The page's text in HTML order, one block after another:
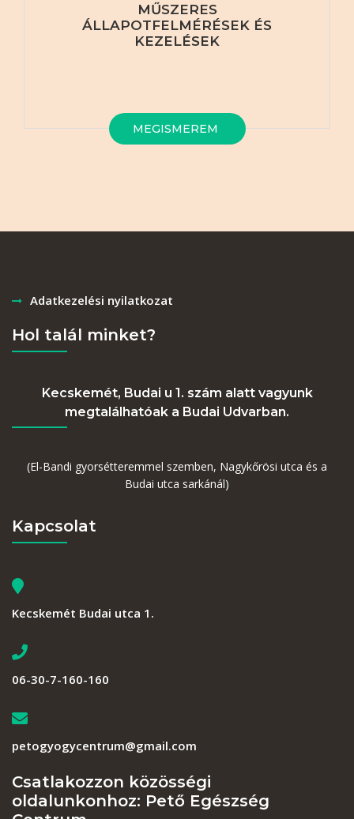
MŰSZERES
ÁLLAPOTFELMÉRÉSEK ÉS
KEZELÉSEK
MEGISMEREM
Adatkezelési nyilatkozat
Hol talál minket?
Kecskemét, Budai u 1. szám alatt vagyunk
megtalálhatóak a Budai Udvarban.
(El-Bandi gyorsétteremmel szemben, Nagykőrösi utca és a
Budai utca sarkánál)
Kapcsolat
Kecskemét Budai utca 1.
06-30-7-160-160
petogyogycentrum@gmail.com
Csatlakozzon közösségi
oldalunkonhoz: Pető Egészség